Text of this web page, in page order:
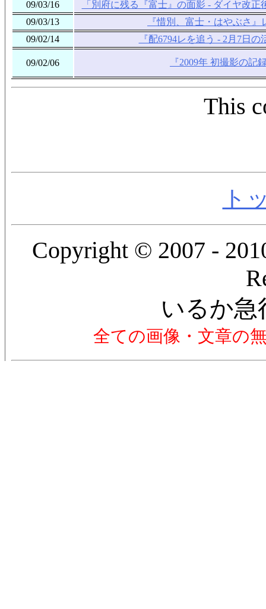
09/03/16
「別府に残る『富士』の面影 - ダイヤ改
09/03/13
『惜別、富士・はやぶさ』
09/02/14
『配6794レを追う - 2月7日の
09/02/06 『2009年 初撮影の記
This
ト
Copyright © 2007 -
いるか急
全ての画像・文章の